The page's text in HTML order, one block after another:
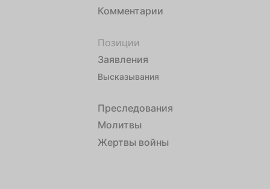
Комментарии
Позиции
Заявления
Высказывания
Преследования
Молитвы
Жертвы войны